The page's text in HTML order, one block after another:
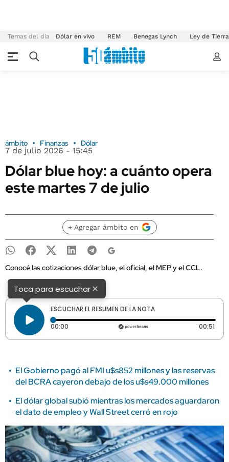
Temas del día Dólar en vivo REM Benegas Lynch Ley de
ámbito Finanzas Dólar
7 de julio 2026 - 15:45
Dólar blue hoy: a cuánto opera
este martes 7 de julio
+ Agregar ámbito en
Conocé las cotizaciones dólar blue, el oficial, el MEP y el CCL.
Toca para escuchar×
ESCUCHAR EL RESUMEN DE LA NOTA
00:00 Tiempo transcurrido: 0 segundos 00:51
El Gobierno pagó al FMI u$s852 millones y las reservas
del BCRA cayeron debajo de los u$s49.000 millones
El dólar global subió mientras los mercados aguardaron
el dato de empleo y Wall Street cerró en rojo